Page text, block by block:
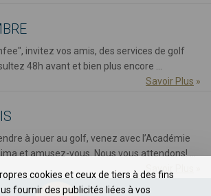
invitez vos amis, des services de golf
48h avant et bien plus encore ...
Savoir Plus »
à jouer au golf, venez avec l’Académie
et amusez-vous. Nous vous attendons! ...
Savoir Plus
cookies et ceux de tiers à des fins
fournir des publicités liées à vos